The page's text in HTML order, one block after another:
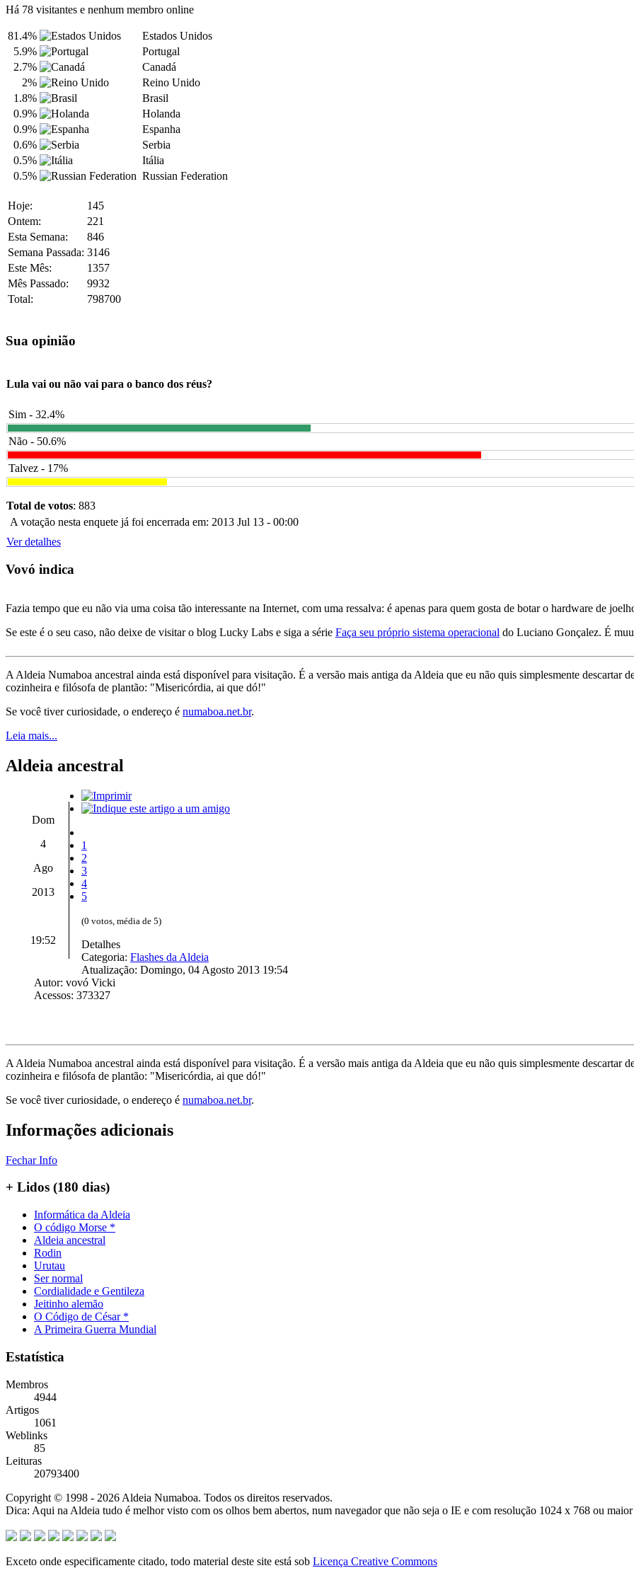
Há 78 visitantes e nenhum membro online
81.4%
Estados Unidos
5.9%
Portugal
2.7%
Canadá
2%
Reino Unido
1.8%
Brasil
0.9%
Holanda
0.9%
Espanha
0.6%
Serbia
0.5%
Itália
0.5%
Russian Federation
Hoje:
145
Ontem:
221
Esta Semana:
846
Semana Passada: 3146
Este Mês:
1357
Mês Passado:
9932
Total:
798700
Sua opinião
Lula vai ou não vai para o banco dos réus?
Sim - 32.4%
Não - 50.6%
Talvez - 17%
Total de votos: 883
A votação nesta enquete já foi encerrada em: 2013 Jul 13 - 00:00
Ver detalhes
Vovó indica
Fazia tempo que eu não via uma coisa tão interessante na Internet, com uma ressalva: é apenas para quem gosta de botar o hardware de
Se este é o seu caso, não deixe de visitar o blog Lucky Labs e siga a série Faça seu próprio sistema operacional do Luciano Gonçalez. É
A Aldeia Numaboa ancestral ainda está disponível para visitação. É a versão mais antiga da Aldeia que eu não quis simplesmente descartar
cozinheira e filósofa de plantão: "Misericórdia, ai que dó!"
Se você tiver curiosidade, o endereço é numaboa.net.br.
Leia mais...
Aldeia ancestral
Dom
4
Ago
2013
19:52
1
2
3
4
5
(0 votos, média de 5)
Detalhes
Categoria: Flashes da Aldeia
Atualização: Domingo, 04 Agosto 2013 19:54
Autor: vovó Vicki
Acessos: 373327
A Aldeia Numaboa ancestral ainda está disponível para visitação. É a versão mais antiga da Aldeia que eu não quis simplesmente descartar
cozinheira e filósofa de plantão: "Misericórdia, ai que dó!"
Se você tiver curiosidade, o endereço é numaboa.net.br.
Informações adicionais
Fechar Info
+ Lidos (180 dias)
Informática da Aldeia
O código Morse *
Aldeia ancestral
Rodin
Urutau
Ser normal
Cordialidade e Gentileza
Jeitinho alemão
O Código de César *
A Primeira Guerra Mundial
Estatística
Membros
4944
Artigos
1061
Weblinks
85
Leituras
20793400
Copyright © 1998 - 2026 Aldeia Numaboa. Todos os direitos reservados.
Dica: Aqui na Aldeia tudo é melhor visto com os olhos bem abertos, num navegador que não seja o IE e com resolução 1024 x 768 ou maior
Exceto onde especificamente citado, todo material deste site está sob Licença Creative Commons